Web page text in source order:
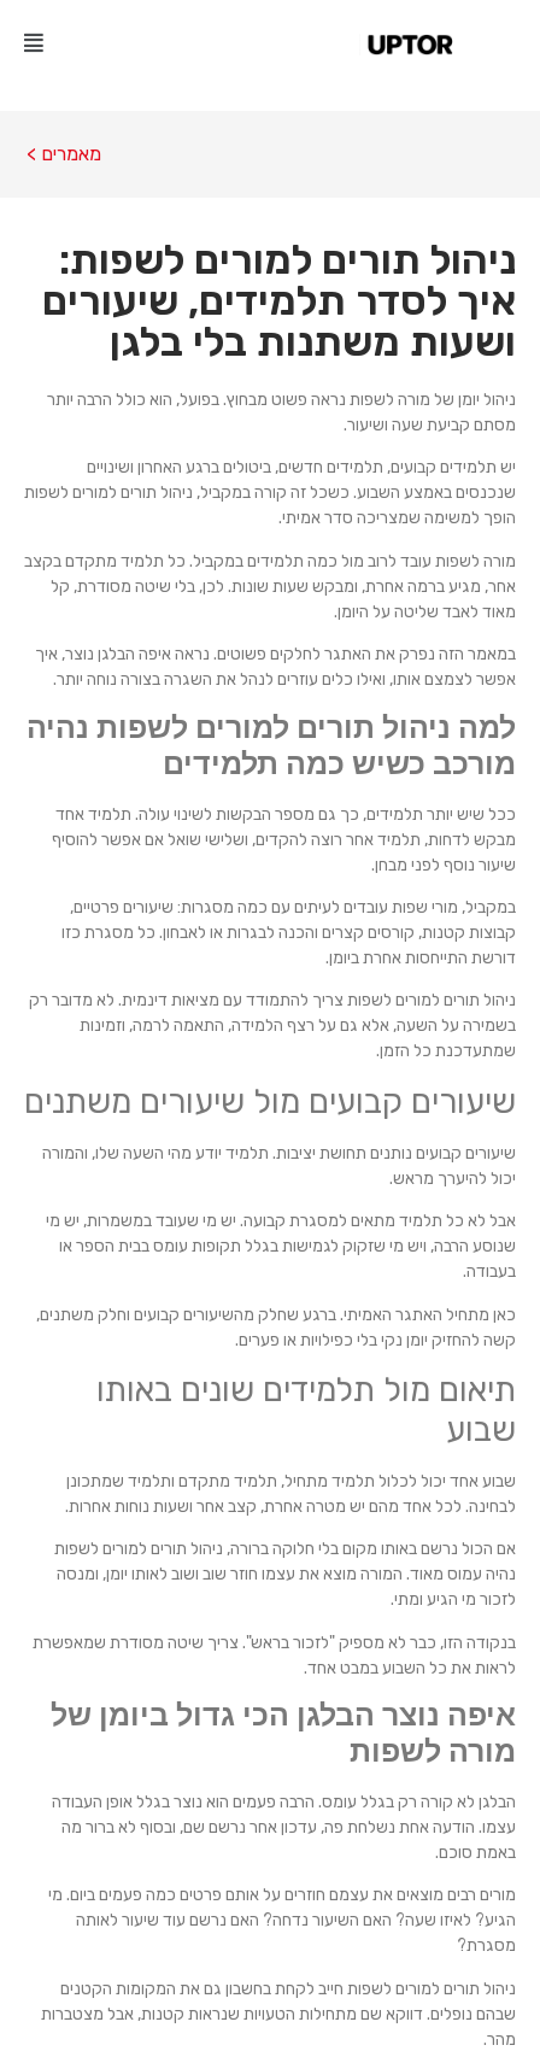
מאמרים >
ניהול תורים למורים לשפות:
איך לסדר תלמידים, שיעורים
ושעות משתנות בלי בלגן
ניהול יומן של מורה לשפות נראה פשוט מבחוץ. בפועל, הוא כולל הרבה יותר
מסתם קביעת שעה ושיעור.
יש תלמידים קבועים, תלמידים חדשים, ביטולים ברגע האחרון ושינויים
שנכנסים באמצע השבוע. כשכל זה קורה במקביל, ניהול תורים למורים לשפות
הופך למשימה שמצריכה סדר אמיתי.
מורה לשפות עובד לרוב מול כמה תלמידים במקביל. כל תלמיד מתקדם בקצב
אחר, מגיע ברמה אחרת, ומבקש שעות שונות. לכן, בלי שיטה מסודרת, קל
מאוד לאבד שליטה על היומן.
במאמר הזה נפרק את האתגר לחלקים פשוטים. נראה איפה הבלגן נוצר, איך
אפשר לצמצם אותו, ואילו כלים עוזרים לנהל את השגרה בצורה נוחה יותר.
למה ניהול תורים למורים לשפות נהיה
מורכב כשיש כמה תלמידים
ככל שיש יותר תלמידים, כך גם מספר הבקשות לשינוי עולה. תלמיד אחד
מבקש לדחות, תלמיד אחר רוצה להקדים, ושלישי שואל אם אפשר להוסיף
שיעור נוסף לפני מבחן.
במקביל, מורי שפות עובדים לעיתים עם כמה מסגרות: שיעורים פרטיים,
קבוצות קטנות, קורסים קצרים והכנה לבגרות או לאבחון. כל מסגרת כזו
דורשת התייחסות אחרת ביומן.
ניהול תורים למורים לשפות צריך להתמודד עם מציאות דינמית. לא מדובר רק
בשמירה על השעה, אלא גם על רצף הלמידה, התאמה לרמה, וזמינות
שמתעדכנת כל הזמן.
שיעורים קבועים מול שיעורים משתנים
שיעורים קבועים נותנים תחושת יציבות. תלמיד יודע מהי השעה שלו, והמורה
יכול להיערך מראש.
אבל לא כל תלמיד מתאים למסגרת קבועה. יש מי שעובד במשמרות, יש מי
שנוסע הרבה, ויש מי שזקוק לגמישות בגלל תקופות עומס בבית הספר או
בעבודה.
כאן מתחיל האתגר האמיתי. ברגע שחלק מהשיעורים קבועים וחלק משתנים,
קשה להחזיק יומן נקי בלי כפילויות או פערים.
תיאום מול תלמידים שונים באותו
שבוע
שבוע אחד יכול לכלול תלמיד מתחיל, תלמיד מתקדם ותלמיד שמתכונן
לבחינה. לכל אחד מהם יש מטרה אחרת, קצב אחר ושעות נוחות אחרות.
אם הכול נרשם באותו מקום בלי חלוקה ברורה, ניהול תורים למורים לשפות
נהיה עמוס מאוד. המורה מוצא את עצמו חוזר שוב ושוב לאותו יומן, ומנסה
לזכור מי הגיע ומתי.
בנקודה הזו, כבר לא מספיק "לזכור בראש". צריך שיטה מסודרת שמאפשרת
לראות את כל השבוע במבט אחד.
איפה נוצר הבלגן הכי גדול ביומן של
מורה לשפות
הבלגן לא קורה רק בגלל עומס. הרבה פעמים הוא נוצר בגלל אופן העבודה
עצמו. הודעה אחת נשלחת פה, עדכון אחר נרשם שם, ובסוף לא ברור מה
באמת סוכם.
מורים רבים מוצאים את עצמם חוזרים על אותם פרטים כמה פעמים ביום. מי
הגיע? לאיזו שעה? האם השיעור נדחה? האם נרשם עוד שיעור לאותה
מסגרת?
ניהול תורים למורים לשפות חייב לקחת בחשבון גם את המקומות הקטנים
שבהם נופלים. דווקא שם מתחילות הטעויות שנראות קטנות, אבל מצטברות
מהר.